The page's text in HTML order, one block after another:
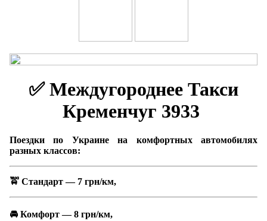
✅ Междугороднее Такси
Кременчуг 3933
Поездки по Украине на комфортных автомобилях
разных классов:
🚖 Стандарт — 7 грн/км,
🚘 Комфорт — 8 грн/км,